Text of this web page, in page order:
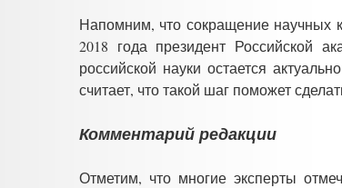
Напомним, что сокращение научных
2018 года президент Российской
российской науки остается
считает, что такой шаг поможет
Комментарий редакции
Отметим, что многие эксперты